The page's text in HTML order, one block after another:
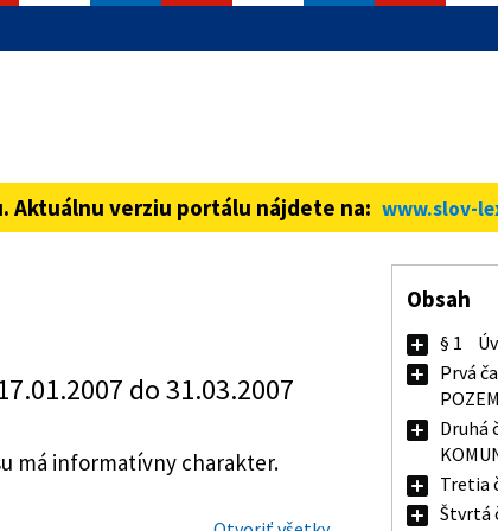
iba cez zabezpečenú
Aktuálnu verziu portálu nájdete na: www.slov-
do 31.03.2007
má informatívny charakter.
Obsah
§ 1
Prvá
Druhá
Tretia
Štvrtá